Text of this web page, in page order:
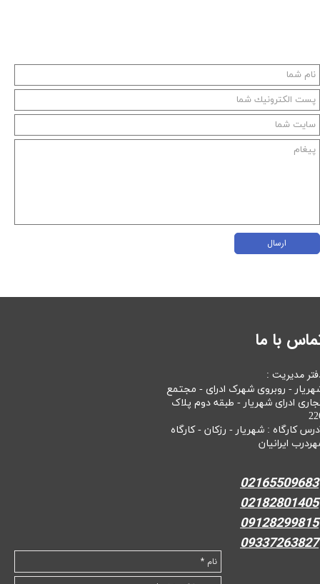
ارسال
با ما
مدیریت :
- روبروی شهرک ادرای - مجتمع
ادرای شهریار - طبقه دوم پلاک
کارگاه : شهریار - رزکان - کارگاه
ایرانیان
02165509683
02182801405
09128299815
09337263827